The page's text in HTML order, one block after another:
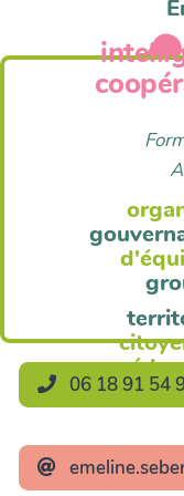
06 18 91 54